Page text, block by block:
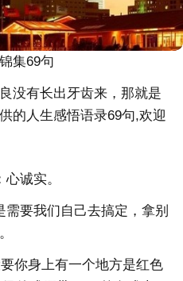
集69句
没有长出牙齿来，那就是
的人生感悟语录69句,欢迎
诚实。
要我们自己去搞定，拿别
你身上有一个地方是红色